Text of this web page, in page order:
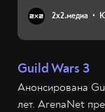
2х2.медиа
Guild Wars 3
Анонсирована
лет. ArenaNet